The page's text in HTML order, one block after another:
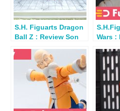
S.H. Figuarts Dragon
Ball Z : Review Son
Wars :